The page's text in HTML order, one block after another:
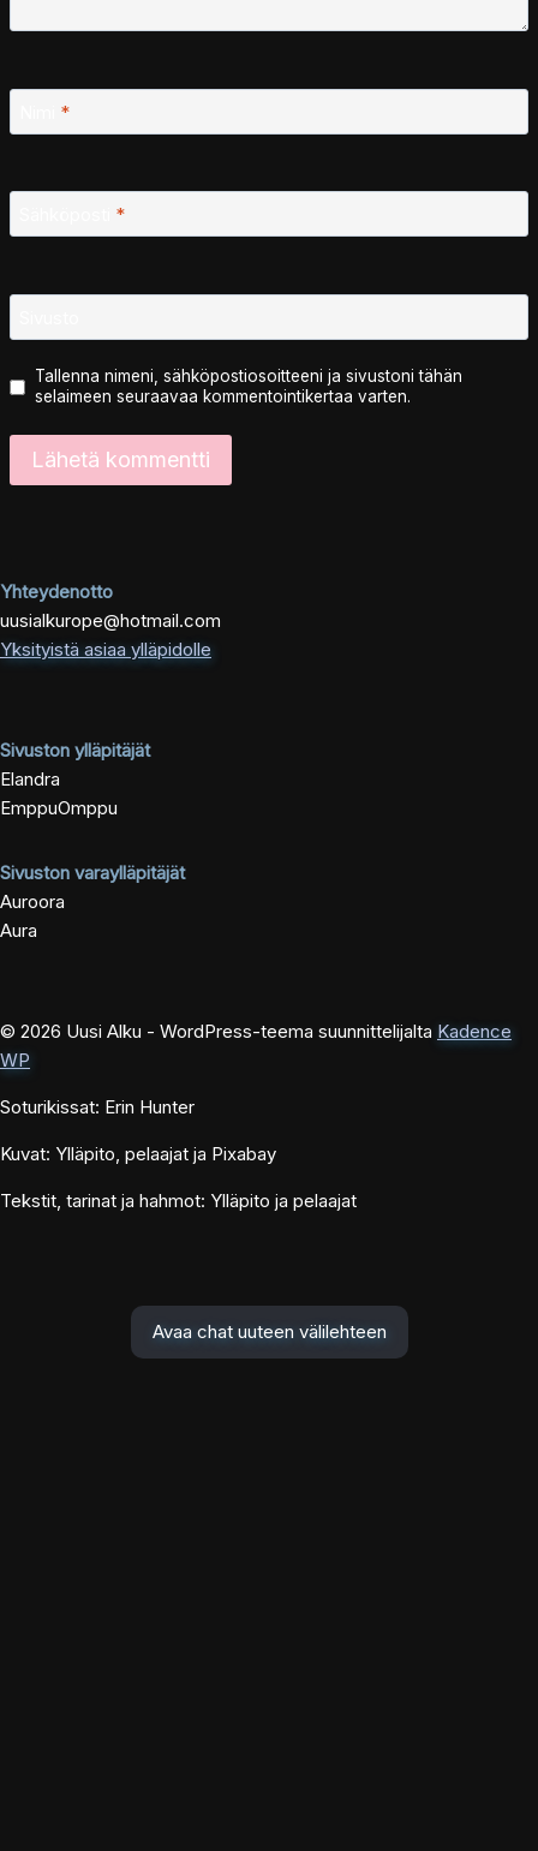
*
*
Tallenna nimeni, sähköpostiosoitteeni ja sivustoni tähän
selaimeen seuraavaa kommentointikertaa varten.
Yhteydenotto
uusialkurope@hotmail.com
Yksityistä asiaa ylläpidolle
Sivuston ylläpitäjät
Elandra
EmppuOmppu
Sivuston varaylläpitäjät
Auroora
Aura
© 2026 Uusi Alku - WordPress-teema suunnittelijalta Kadence
WP
Soturikissat: Erin Hunter
Kuvat: Ylläpito, pelaajat ja Pixabay
Tekstit, tarinat ja hahmot: Ylläpito ja pelaajat
Avaa chat uuteen välilehteen